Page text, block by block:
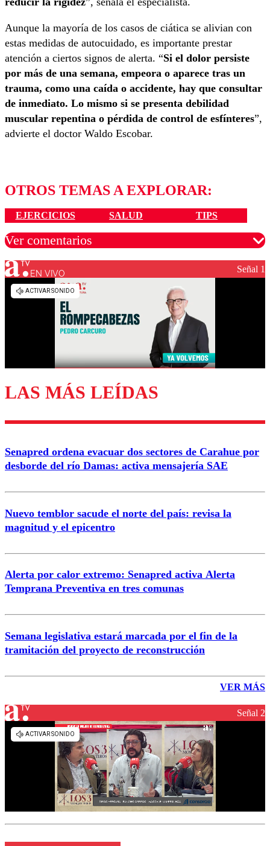
Aunque la mayoría de los casos de ciática se alivian con
estas medidas de autocuidado, es importante prestar
atención a ciertos signos de alerta. “Si el dolor persiste
por más de una semana, empeora o aparece tras un
trauma, como una caída o accidente, hay que consultar
de inmediato. Lo mismo si se presenta debilidad
muscular repentina o pérdida de control de esfínteres”,
advierte el doctor Waldo Escobar.
OTROS TEMAS A EXPLORAR:
EJERCICIOS SALUD TIPS
Ver comentarios
Los comentarios son moderados para garantizar un
diálogo respetuoso.
Enviar comentario
EN VIVO Señal 1
LAS MÁS LEÍDAS
Senapred ordena evacuar dos sectores de Carahue por
desborde del río Damas: activa mensajería SAE
Nuevo temblor sacude el norte del país: revisa la
magnitud y el epicentro
Alerta por calor extremo: Senapred activa Alerta
Temprana Preventiva en tres comunas
Semana legislativa estará marcada por el fin de la
tramitación del proyecto de reconstrucción
VER MÁS
Señal 2